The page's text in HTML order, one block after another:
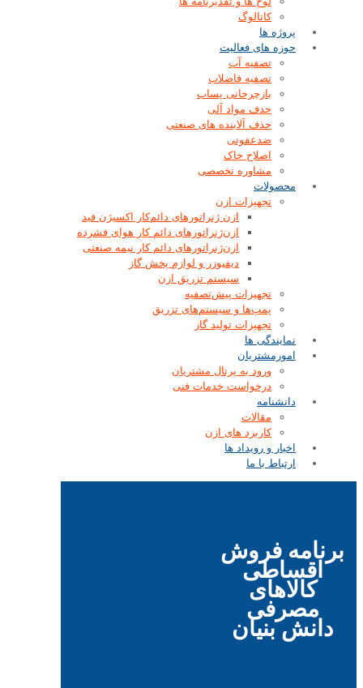
کاتالوگ
پروژه ها
حوزه های فعالیت
تصفیه آب
تصفیه فاضلاب
بازچرخانی پساب
حدف مواد آلی
حذف آلاینده های صنعتی
ضدعفونی
اصلاح خاک
مشاوره تخصصی
محصولات
تجهیزات ازن
ازن‌ ژنراتورهای دائم‌کار اکسیژن فید
ازن‌ژنراتورهای دائم کار هوای فشرده
ازن‌ژنراتورهای دائم کار نیمه صنعتی
دیفیوزر و لوازم پخش گاز
سیستم تزریق ازن
تجهیزات پیش‌تصفیه
پمپ‌ها و سیستم‌های تزریق
تجهیزات تولید گاز
نمایندگی ها
امورمشتریان
ورود به پرتال مشتریان
درخواست خدمات فنی
دانشنامه
مقالات
کاربرد های ازن
اخبار و رویداد ها
ارتباط با ما
برنامه فروش
اقساطی
کالاهای
مصرفی
دانش بنیان